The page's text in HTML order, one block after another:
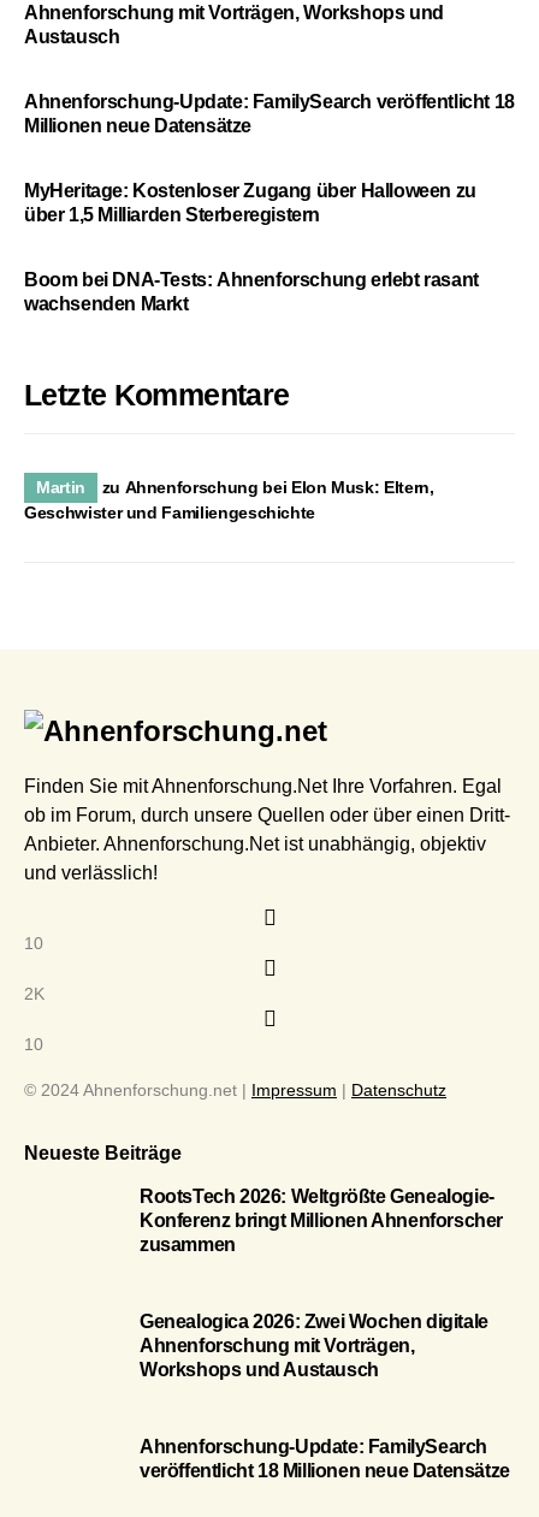
Ahnenforschung mit Vorträgen, Workshops und
Austausch
Ahnenforschung-Update: FamilySearch veröffentlicht 18
Millionen neue Datensätze
MyHeritage: Kostenloser Zugang über Halloween zu
über 1,5 Milliarden Sterberegistern
Boom bei DNA-Tests: Ahnenforschung erlebt rasant
wachsenden Markt
Letzte Kommentare
Martin zu Ahnenforschung bei Elon Musk: Eltern,
Geschwister und Familiengeschichte
Finden Sie mit Ahnenforschung.Net Ihre Vorfahren. Egal
ob im Forum, durch unsere Quellen oder über einen Dritt-
Anbieter. Ahnenforschung.Net ist unabhängig, objektiv
und verlässlich!
10
2K
10
© 2024 Ahnenforschung.net | Impressum | Datenschutz
Neueste Beiträge
RootsTech 2026: Weltgrößte Genealogie-
Konferenz bringt Millionen Ahnenforscher
zusammen
Genealogica 2026: Zwei Wochen digitale
Ahnenforschung mit Vorträgen,
Workshops und Austausch
Ahnenforschung-Update: FamilySearch
veröffentlicht 18 Millionen neue Datensätze